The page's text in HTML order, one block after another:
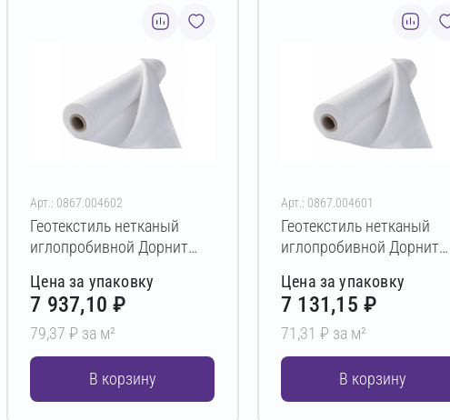
Арт.: 0867.004602
Геотекстиль нетканый
иглопробивной Дорнит
Цена за упаковку
7 937,10 ₽
79,37 ₽ за м²
В корзину
Арт.: 0867.004601
Геотекстиль нетканый
иглопробивной Дорнит
Цена за упаковку
7 131,15 ₽
71,31 ₽ за м²
В корзину